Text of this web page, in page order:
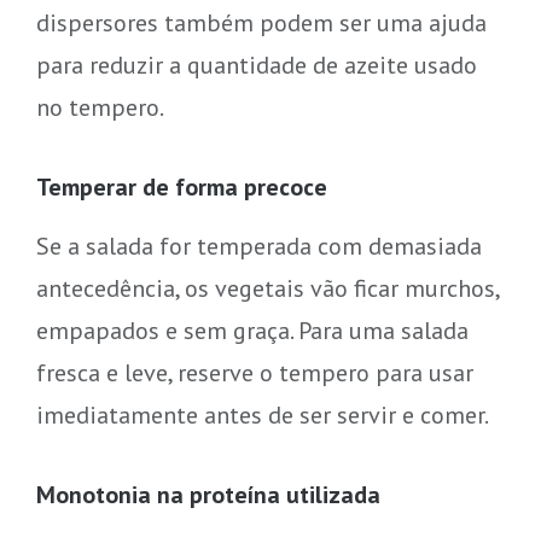
dispersores também podem ser uma ajuda
para reduzir a quantidade de azeite usado
no tempero.
Temperar de forma precoce
Se a salada for temperada com demasiada
antecedência, os vegetais vão ficar murchos,
empapados e sem graça. Para uma salada
fresca e leve, reserve o tempero para usar
imediatamente antes de ser servir e comer.
Monotonia na proteína utilizada